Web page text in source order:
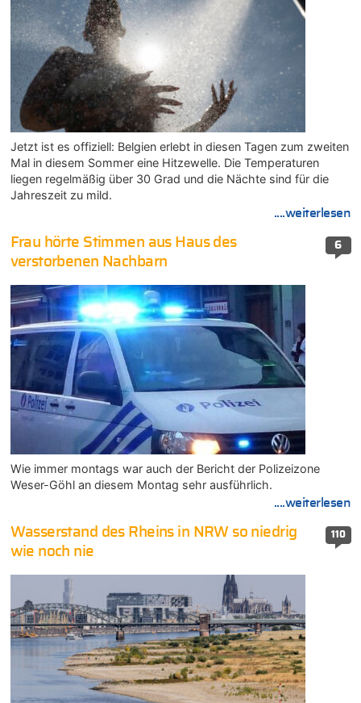
Jetzt ist es offiziell: Belgien erlebt in diesen Tagen zum zweiten
Mal in diesem Sommer eine Hitzewelle. Die Temperaturen
liegen regelmäßig über 30 Grad und die Nächte sind für die
Jahreszeit zu mild.
....weiterlesen
6
Frau hörte Stimmen aus Haus des
verstorbenen Nachbarn
Wie immer montags war auch der Bericht der Polizeizone
Weser-Göhl an diesem Montag sehr ausführlich.
....weiterlesen
110
Wasserstand des Rheins in NRW so niedrig
wie noch nie